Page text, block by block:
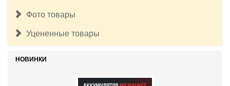
Фото товары
Уцененные товары
НОВИНКИ